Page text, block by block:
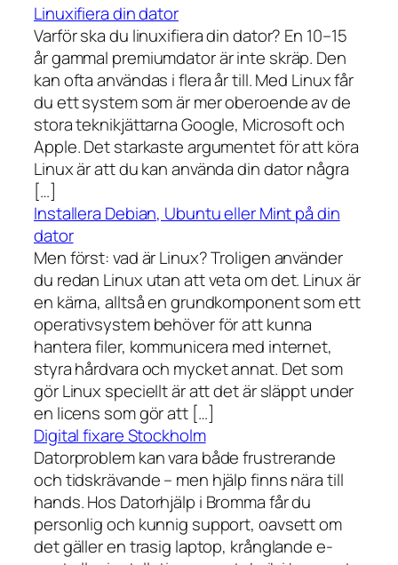
Linuxifiera din dator
Varför ska du linuxifiera din dator? En 10–15
år gammal premiumdator är inte skräp. Den
kan ofta användas i flera år till. Med Linux får
du ett system som är mer oberoende av de
stora teknikjättarna Google, Microsoft och
Apple. Det starkaste argumentet för att köra
Linux är att du kan använda din dator några
[…]
Installera Debian, Ubuntu eller Mint på din
dator
Men först: vad är Linux? Troligen använder
du redan Linux utan att veta om det. Linux är
en kärna, alltså en grundkomponent som ett
operativsystem behöver för att kunna
hantera filer, kommunicera med internet,
styra hårdvara och mycket annat. Det som
gör Linux speciellt är att det är släppt under
en licens som gör att […]
Digital fixare Stockholm
Datorproblem kan vara både frustrerande
och tidskrävande – men hjälp finns nära till
hands. Hos Datorhjälp i Bromma får du
personlig och kunnig support, oavsett om
det gäller en trasig laptop, krånglande e-